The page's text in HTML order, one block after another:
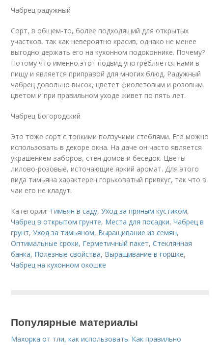
Чабрец радужный
Сорт, в общем-то, более подходящий для открытых
участков, так как невероятно красив, однако не менее
выгодно держать его на кухонном подоконнике. Почему?
Потому что именно этот подвид употребляется нами в
пищу и является приправой для многих блюд. Радужный
чабрец довольно высок, цветет фиолетовым и розовым
цветом и при правильном уходе живет по пять лет.
Чабрец Богородский
Это тоже сорт с тонкими ползучими стеблями. Его можно
использовать в декоре окна. На даче он часто является
украшением заборов, стен домов и беседок. Цветы
лилово-розовые, источающие яркий аромат. Для этого
вида тимьяна характерен горьковатый привкус, так что в
чаи его не кладут.
Категории: Тимьян в саду,Уход за пряным кустиком,
Чабрец в открытом грунте, Места для посадки,Чабрец в
грунт,Уход за тимьяном, Выращивание из семян,
Оптимальные сроки, Герметичный пакет,Стеклянная
банка, Полезные свойства, Выращивание в горшке,
Чабрец на кухонном окошке
Популярные материалы
Махорка от тли, как использовать. Как правильно